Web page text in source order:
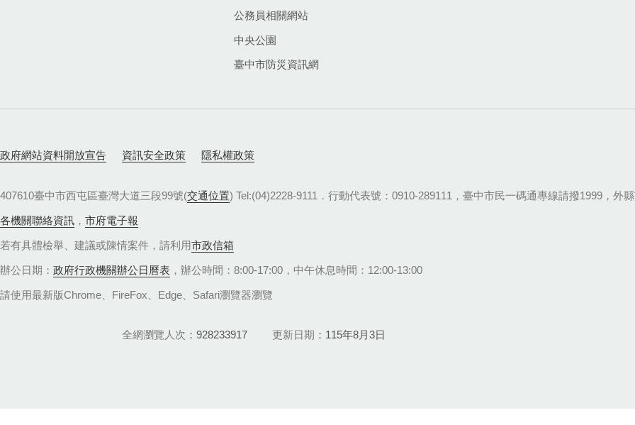
公務員相關網站
中央公園
臺中市防災資訊網
政府網站資料開放宣告 資訊安全政策 隱私權政策
407610臺中市西屯區臺灣大道三段99號(交通位置) Tel:(04)2228-9111．行動代表號：0910-289111，臺中市民一碼通專線請撥1999，外
各機關聯絡資訊 ， 市府電子報
若有具體檢舉、建議或陳情案件，請利用市政信箱
辦公日期： 政府行政機關辦公日曆表 ，辦公時間：8:00-17:00，中午休息時間：12:00-13:00
請使用最新版Chrome、FireFox、Edge、Safari瀏覽器瀏覽
全網瀏覽人次 928233917 更新日期 115年8月3日